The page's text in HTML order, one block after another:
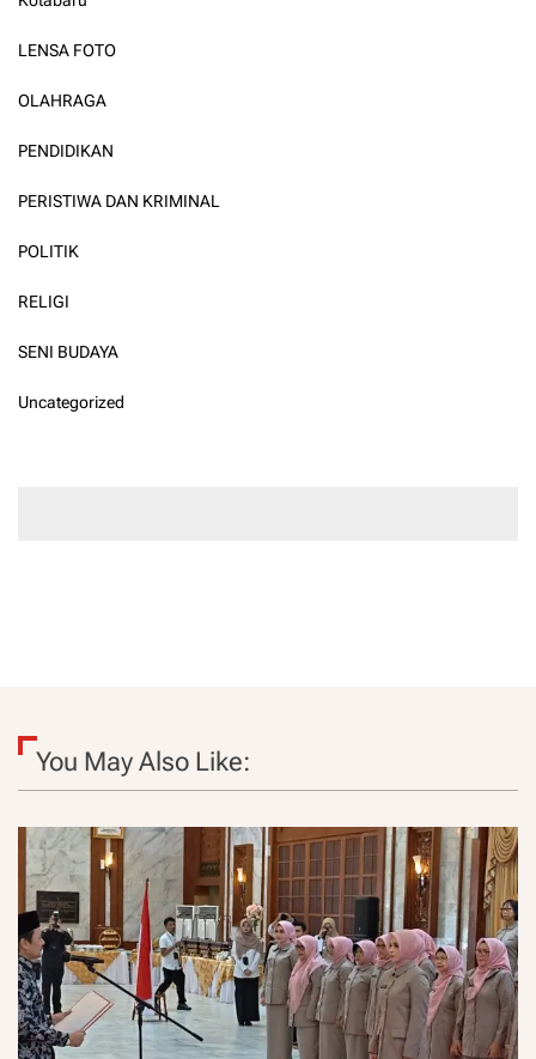
LENSA FOTO
OLAHRAGA
PENDIDIKAN
PERISTIWA DAN KRIMINAL
POLITIK
RELIGI
SENI BUDAYA
Uncategorized
You May Also Like: